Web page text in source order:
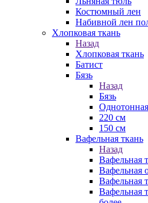
Костюмный лен
Набивной лен
Хлопковая ткань
Назад
Хлопковая ткань
Батист
Бязь
Назад
Бязь
Однотонная
220 см
150 см
Вафельная ткань
Назад
Вафельная
Вафельная
Вафельная
Вафельная